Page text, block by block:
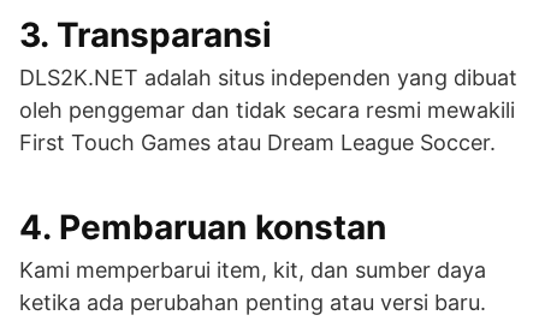
3. Transparansi
DLS2K.NET adalah situs independen yang dibuat
oleh penggemar dan tidak secara resmi mewakili
First Touch Games atau Dream League Soccer.
4. Pembaruan konstan
Kami memperbarui item, kit, dan sumber daya
ketika ada perubahan penting atau versi baru.